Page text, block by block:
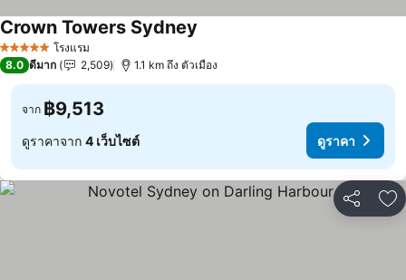
5 ดาว โรงแรม
Crown Towers Sydney
8.0 ดีมาก 2,509 1.1 km ถึง ตัวเมือง
จาก ฿9,513
ดูราคาจาก 4 เว็บไซต์ ดูราคา
แชร์ เ